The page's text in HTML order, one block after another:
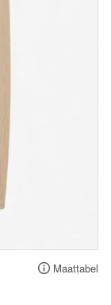
Maattabel